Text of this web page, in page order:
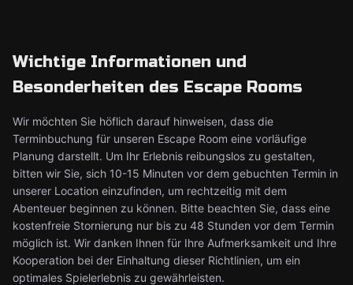
Wichtige Informationen und
Besonderheiten des Escape Rooms
Wir möchten Sie höflich darauf hinweisen, dass die
Terminbuchung für unseren Escape Room eine vorläufige
Planung darstellt. Um Ihr Erlebnis reibungslos zu gestalten,
bitten wir Sie, sich 10-15 Minuten vor dem gebuchten Termin in
unserer Location einzufinden, um rechtzeitig mit dem
Abenteuer beginnen zu können. Bitte beachten Sie, dass eine
kostenfreie Stornierung nur bis zu 48 Stunden vor dem Termin
möglich ist. Wir danken Ihnen für Ihre Aufmerksamkeit und Ihre
Kooperation bei der Einhaltung dieser Richtlinien, um ein
optimales Spielerlebnis zu gewährleisten.